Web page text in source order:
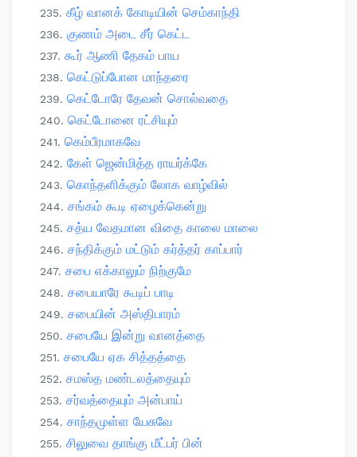
கீழ் வானக் கோடியின் செம்காந்தி
குணம் அடை சீர் கெட்ட
கூர் ஆணி தேகம் பாய
கெட்டுப்போன மாந்தரை
கெட்டோரே தேவன் சொல்வதை
கெட்டோனை ரட்சியும்
கெம்பீரமாகவே
கேள் ஜென்மித்த ராயர்க்கே
கொந்தளிக்கும் லோக வாழ்வில்
சங்கம் கூடி ஏழைக்கென்று
சத்ய வேதமான விதை காலை மாலை
சந்திக்கும் மட்டும் கர்த்தர் காப்பார்
சபை எக்காலும் நிற்குமே
சபையாரே கூடிப் பாடி
சபையின் அஸ்திபாரம்
சபையே இன்று வானத்தை
சபையே ஏக சித்தத்தை
சமஸ்த மண்டலத்தையும்
சர்வத்தையும் அன்பாய்
சாந்தமுள்ள யேசுவே
சிலுவை தாங்கு மீட்பர் பின்